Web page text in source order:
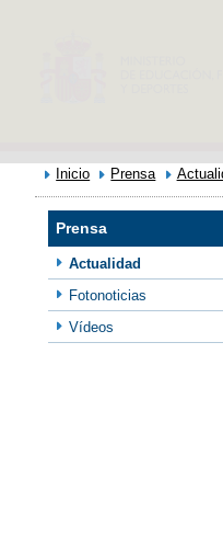
Inicio Prensa
Prensa
Actualidad
Fotonoticias
Vídeos